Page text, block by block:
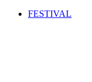
FESTIVAL